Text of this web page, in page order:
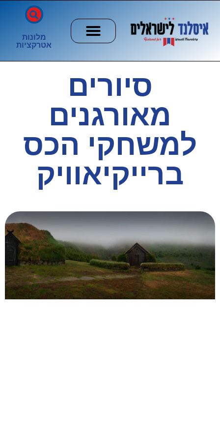
מלונות
אטרקציות
סיורים
מאורגנים
למשחקי הכס
ברייקיאוויק